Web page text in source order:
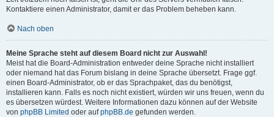
Kontaktiere einen Administrator, damit er das Problem beheben kann.
Nach oben
Meine Sprache steht auf diesem Board nicht zur Auswahl!
Meist hat die Board-Administration entweder deine Sprache nicht installiert
oder niemand hat das Forum bislang in deine Sprache übersetzt. Frage ggf.
einen Board-Administrator, ob er das Sprachpaket, das du benötigst,
installieren kann. Falls es noch nicht existiert, würden wir uns freuen, wenn du
es übersetzen würdest. Weitere Informationen dazu können auf der Website
von phpBB Limited oder aufphpBB.de gefunden werden.